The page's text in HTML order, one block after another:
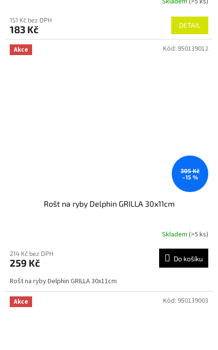
151 Kč bez DPH
183 Kč DETAIL
Akce
305 Kč
–15 %
Rošt na ryby Delphin GRILLA 30x11cm
Skladem (>5 ks)
214 Kč bez DPH
259 Kč Do košíku
Rošt na ryby Delphin GRILLA 30x11cm
Kód: 950139012
Akce Kód: 950139003